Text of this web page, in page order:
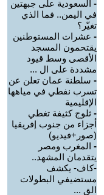
- السعودية على جبهتين
في اليمن.. فما الذي
تغيّر؟
- عشرات المستوطنين
يقتحمون المسجد
الأقصى وسط قيود
مشددة على ال ...
- سلطنة عمان تعلن عن
تسرب نفطي في مياهها
الإقليمية
- ثلوج كثيفة تغطي
أجزاء من جنوب إفريقيا
(صور+فيديو)
- المغرب ومصر
يتقدمان المشهد..
-كاف- يكشف
مستضيفي البطولات
الق ...